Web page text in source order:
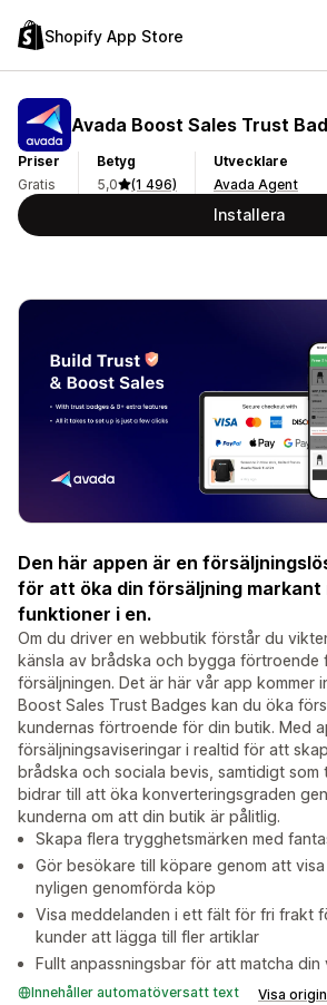
Shopify App Store
Avada Boost Sales Trust
Priser
Gratis
Betyg
5,0
(1 496)
Utvecklare
Avada Agent
Installera
Den här appen är en
för att öka din försäljning markant
funktioner i en.
Om du driver en webbutik förstår du
känsla av brådska och bygga förtroende
försäljningen. Det är här vår app kommer
Boost Sales Trust Badges kan du öka
kundernas förtroende för din butik. Med
försäljningsaviseringar i realtid för att
brådska och sociala bevis, samtidigt som
bidrar till att öka konverteringsgraden
kunderna om att din butik är pålitlig.
Skapa flera trygghetsmärken med
Gör besökare till köpare genom att
nyligen genomförda köp
Visa meddelanden i ett fält för fri frakt
kunder att lägga till fler artiklar
Fullt anpassningsbar för att matcha
Innehåller automatöversatt text Visa